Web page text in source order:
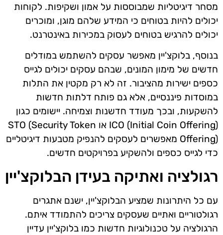
מסחר דיגיטליות שמבוססות על אמון ושקיפות. לקוחות
יכולים להיות בטוחים כי המידע שלהם מוגן, ומוכרים
יכולים להרגיש בטוחים לעסוק במכירות באינטרנט.
בנוסף, בלוקצ'יין מאפשר עסקים להשתמש במודלים
חדשים של מימון המונים, שבהם עסקים יכולים לגייס
כספים ישירות מהציבור. זה לא רק מקטין את התלות
במוסדות פיננסיים, אלא גם פותח דלתות חדשות
להשקעות, ובכך מעודד חדשנות וצמיחה. יישומים כגון
ICO (Initial Coin Offering) או STO (Security Token
Offering) מאפשרים לעסקים להנפיק מטבעות דיגיטליים
כדי לגייס כספים ולהשקיע בפרויקטים חדשים.
רגולציה ואתיקה בעידן הבלוקצ'יין
עם כל היתרונות שמציע הבלוקצ'יין, ישנם אתגרים
רגולטוריים ואתיים שעסקים צריכים להתמודד איתם.
הרגולציה על טכנולוגיות חדשות כמו בלוקצ'יין עדיין